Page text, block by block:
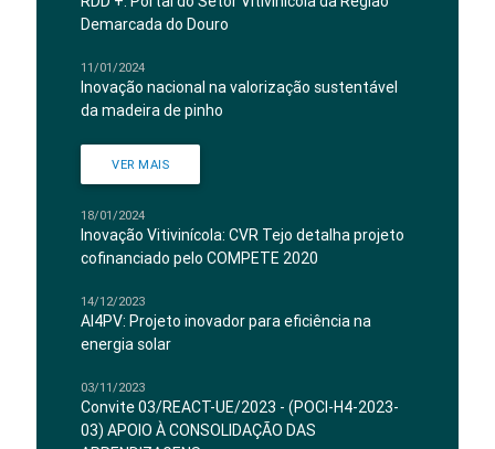
Demarcada do Douro
11/01/2024
Inovação nacional na valorização sustentável
da madeira de pinho
VER MAIS
18/01/2024
Inovação Vitivinícola: CVR Tejo detalha projeto
cofinanciado pelo COMPETE 2020
14/12/2023
AI4PV: Projeto inovador para eficiência na
energia solar
03/11/2023
Convite 03/REACT-UE/2023 - (POCI-H4-2023-
03) APOIO À CONSOLIDAÇÃO DAS